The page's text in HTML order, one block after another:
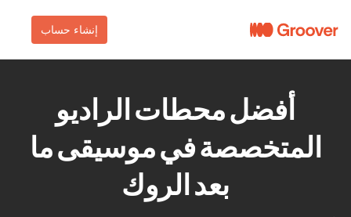
إنشاء حساب
أفضل محطات الراديو
المتخصصة في موسيقى ما
بعد الروك